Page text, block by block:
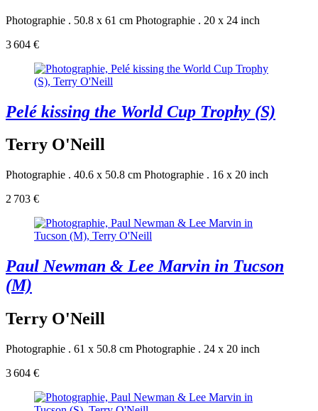
Photographie . 50.8 x 61 cm Photographie . 20 x 24 inch
3 604 €
Pelé kissing the World Cup Trophy (S)
Terry O'Neill
Photographie . 40.6 x 50.8 cm Photographie . 16 x 20 inch
2 703 €
Paul Newman & Lee Marvin in Tucson
(M)
Terry O'Neill
Photographie . 61 x 50.8 cm Photographie . 24 x 20 inch
3 604 €